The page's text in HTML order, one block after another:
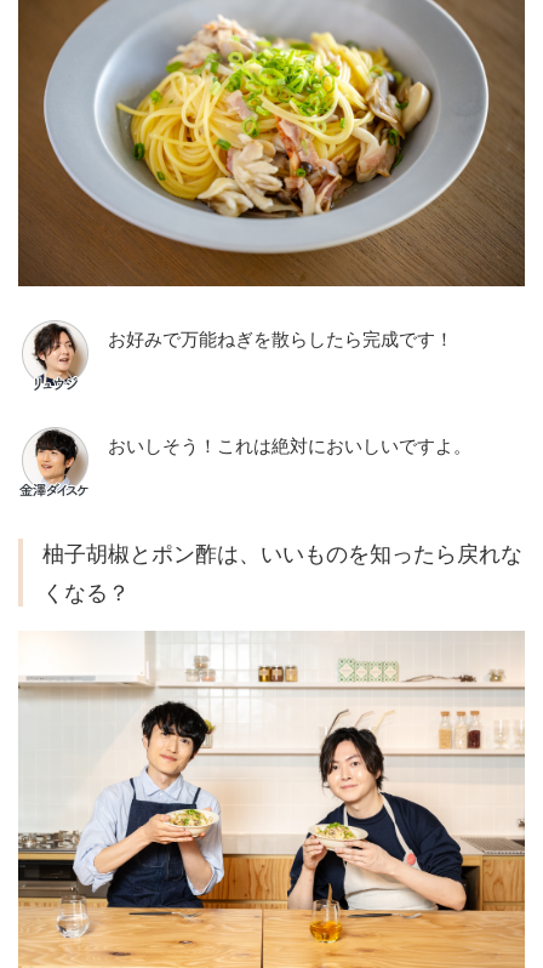
お好みで万能ねぎを散らしたら完成です！
おいしそう！これは絶対においしいですよ。
柚子胡椒とポン酢は、いいものを知ったら戻れな
くなる？